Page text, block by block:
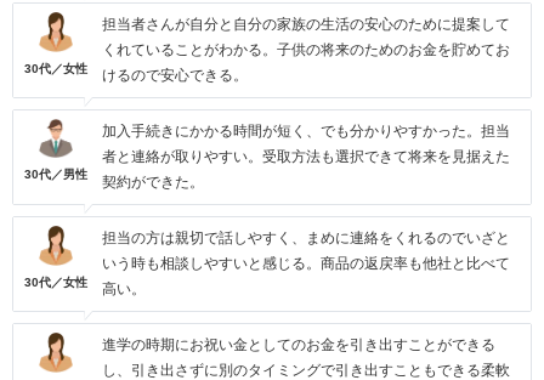
30代／女性
担当者さんが自分と自分の家族の生活の安心のために提案して
くれていることがわかる。子供の将来のためのお金を貯めてお
けるので安心できる。
30代／男性
加入手続きにかかる時間が短く、でも分かりやすかった。担当
者と連絡が取りやすい。受取方法も選択できて将来を見据えた
契約ができた。
30代／女性
担当の方は親切で話しやすく、まめに連絡をくれるのでいざと
いう時も相談しやすいと感じる。商品の返戻率も他社と比べて
高い。
進学の時期にお祝い金としてのお金を引き出すことができる
し、引き出さずに別のタイミングで引き出すこともできる柔軟